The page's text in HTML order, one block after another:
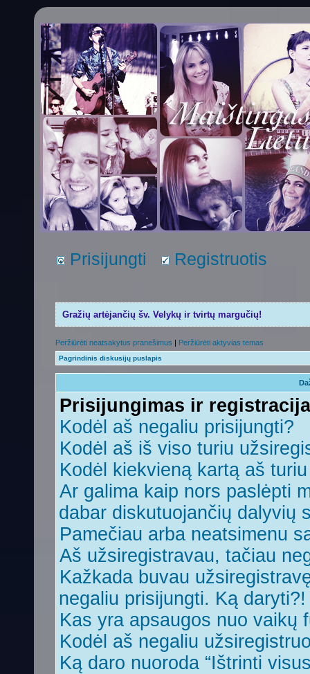
Prisijungti Registruotis
Gražių artėjančių šv. Velykų ir tvirtų margučių!
Peržiūrėti neatsakytus pranešimus | Peržiūrėti aktyvias temas
Pagrindinis diskusijų puslapis
Prisijungimas ir registracija
Kodėl aš negaliu prisijungti?
Kodėl aš iš viso turiu
Kodėl kiekvieną kartą aš
Ar galima kaip nors paslėpti
dabar diskutuojančių dalyvių
Pamečiau arba neatsimenu
Aš užsiregistravau, tačiau
Kažkada buvau
negaliu prisijungti. Ką daryti?!
Kas yra apsaugos nuo vaikų
Kodėl aš negaliu
Ką daro nuoroda “Ištrinti